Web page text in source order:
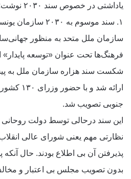
یاداشتی در خصوص سند ۲۰۳۰ نوشت:
۱. سند موسوم به
سازمان ملل متحد به منظور
فرهنگ‌ها تحت عنوان «توسعه
شکست سند هزاره سازمان ملل به
ارائه شد و
جنوبی تصویب شد.
این سند درحالی توسط دولت روحانی
نظارتی مهم یعنی شورای عالی
پذیرفتن آن بی اطلاع بودند. حال
بدون تصویب مجلس بی اعتبار و